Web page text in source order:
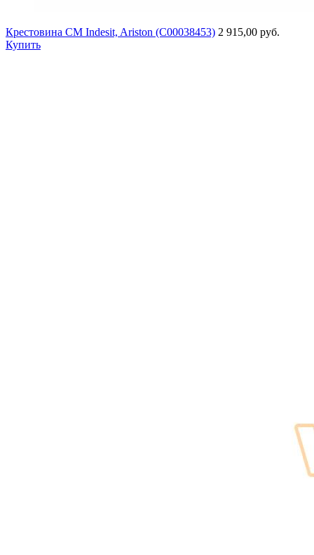
Крестовина СМ Indesit, Ariston (C00038453) 2 915,00 руб.
Купить